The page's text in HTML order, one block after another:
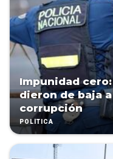
Impunidad
dieron de baja
corrupción
POLÍTICA